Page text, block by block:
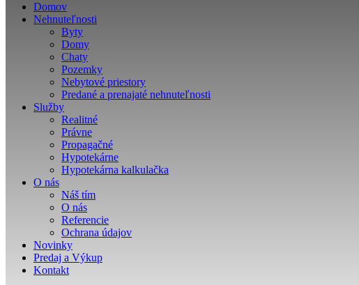
Domov
Nehnuteľnosti
Byty
Domy
Chaty
Pozemky
Nebytové priestory
Predané a prenajaté nehnuteľnosti
Služby
Realitné
Právne
Propagačné
Hypotekárne
Hypotekárna kalkulačka
O nás
Náš tím
O nás
Referencie
Ochrana údajov
Novinky
Predaj a Výkup
Kontakt